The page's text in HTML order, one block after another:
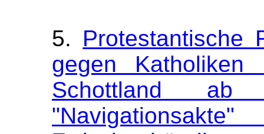
5. Protestantische
gegen
Schottland